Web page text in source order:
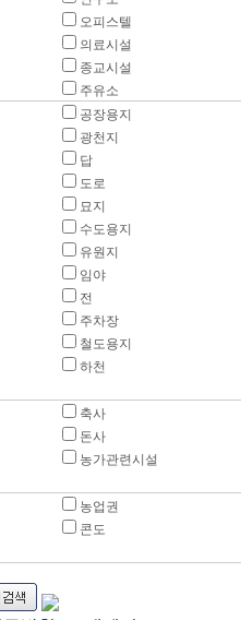
오피스텔
의료시설
종교시설
주유소
공장용지
광천지
답
도로
묘지
수도용지
유원지
임야
전
주차장
철도용지
하천
축사
돈사
농가관련시설
농업권
콘도